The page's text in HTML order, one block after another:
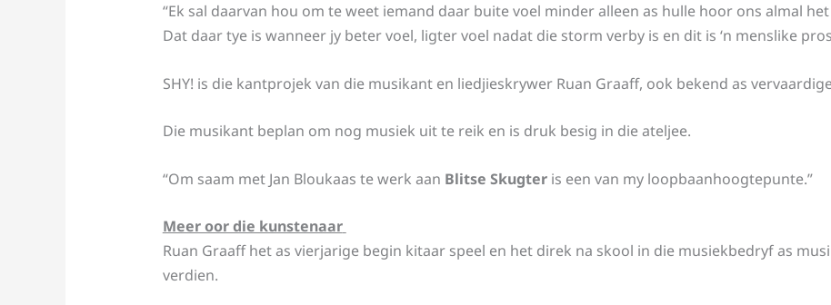
“Ek sal daarvan hou om te weet iemand daar buite voel minder alleen as hulle hoor ons almal
Dat daar tye is wanneer jy beter voel, ligter voel nadat die storm verby is en dit is ‘n menslike
SHY! is die kantprojek van die musikant en liedjieskrywer Ruan Graaff, ook bekend as
Die musikant beplan om nog musiek uit te reik en is druk besig in die ateljee.
“Om saam met Jan Bloukaas te werk aan Blitse Skugteris een van my loopbaanhoogtepunte.”
Meer oor die kunstenaar
Ruan Graaff het as vierjarige begin kitaar speel en het direk na skool in die musiekbedryf as
verdien.